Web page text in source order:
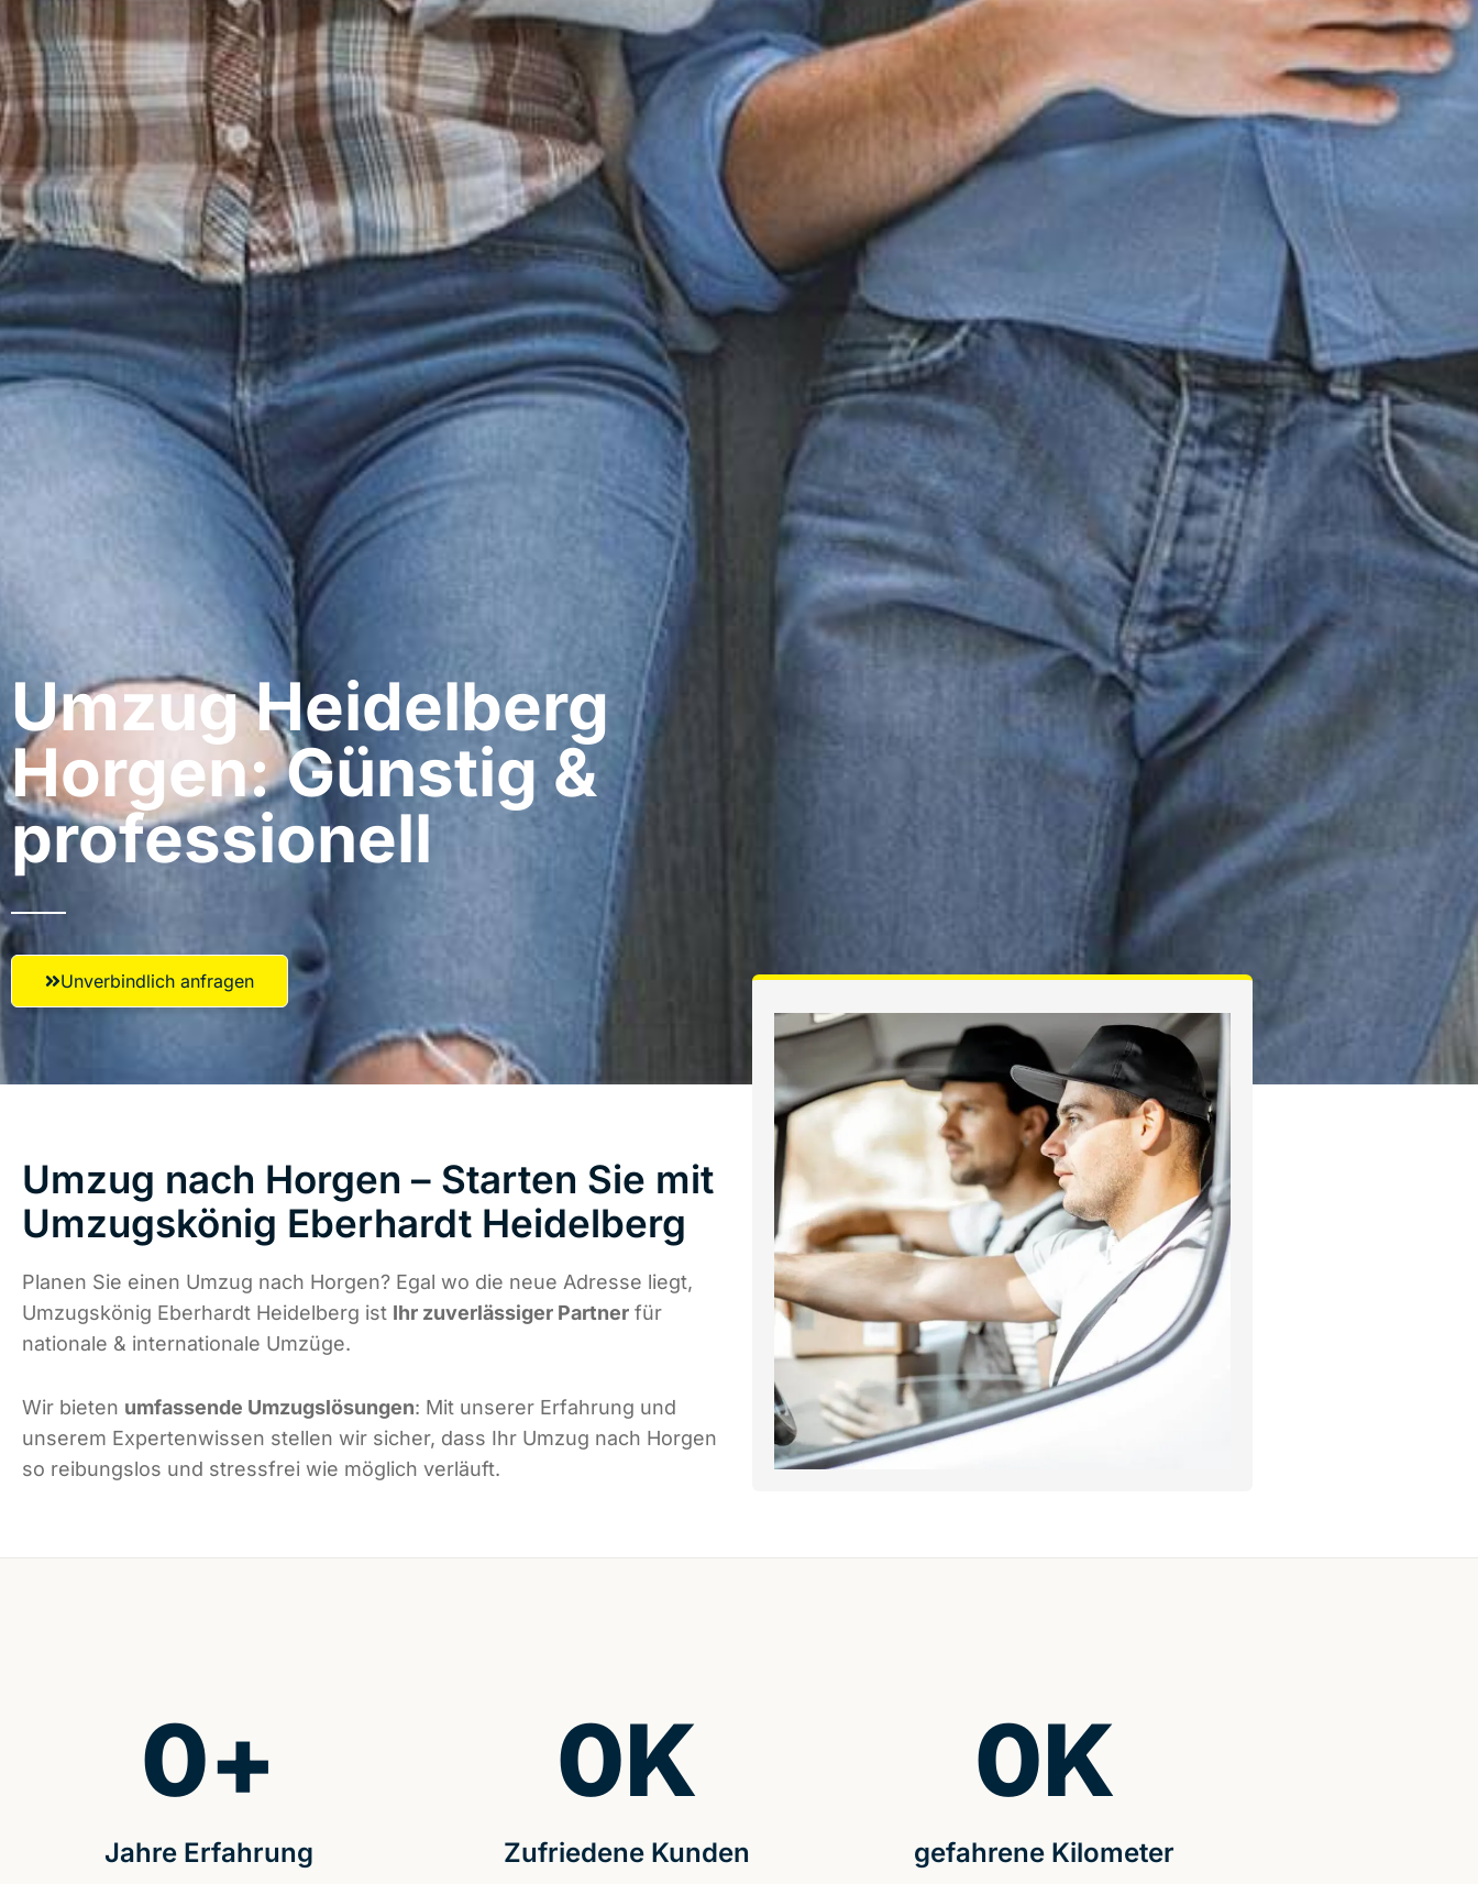
Umzug Heidelberg​
Horgen: Günstig &
professionell​
Unverbindlich anfragen
Umzug nach Horgen – Starten Sie mit
Umzugskönig Eberhardt Heidelberg
Planen Sie einen Umzug nach Horgen? Egal wo die neue Adresse liegt,
Umzugskönig Eberhardt Heidelberg ist Ihr zuverlässiger Partner für
nationale & internationale Umzüge.
Wir bieten umfassende Umzugslösungen: Mit unserer Erfahrung und
unserem Expertenwissen stellen wir sicher, dass Ihr Umzug nach Horgen
so reibungslos und stressfrei wie möglich verläuft.
Jahre Erfahrung
0+
Zufriedene Kunden
0K
gefahrene Kilometer
0K